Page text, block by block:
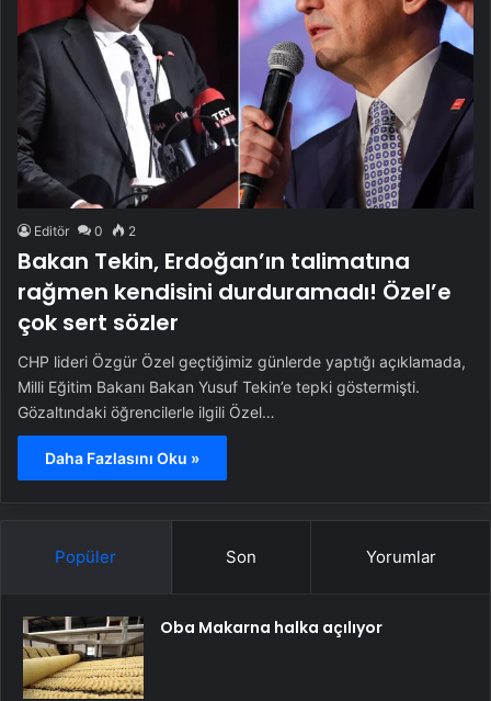
Editör 0 2
Bakan Tekin, Erdoğan’ın talimatına
rağmen kendisini durduramadı! Özel’e
çok sert sözler
CHP lideri Özgür Özel geçtiğimiz günlerde yaptığı açıklamada,
Milli Eğitim Bakanı Bakan Yusuf Tekin’e tepki göstermişti.
Gözaltındaki öğrencilerle ilgili Özel…
Daha Fazlasını Oku »
Popüler Son Yorumlar
Oba Makarna halka açılıyor